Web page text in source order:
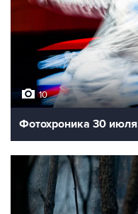
10
Фотохроника 30 июля